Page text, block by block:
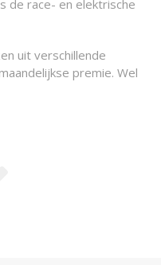
de race- en elektrische
uit verschillende
premie. Wel